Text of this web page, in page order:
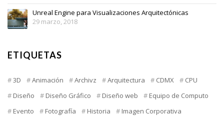
Unreal Engine para Visualizaciones Arquitectónicas
29 marzo, 2018
ETIQUETAS
3D Animación Archivz Arquitectura CDMX
CPU
Diseño
Diseño Gráfico Diseño web
Equipo de Computo
Evento
Fotografía Historia
Imagen Corporativa